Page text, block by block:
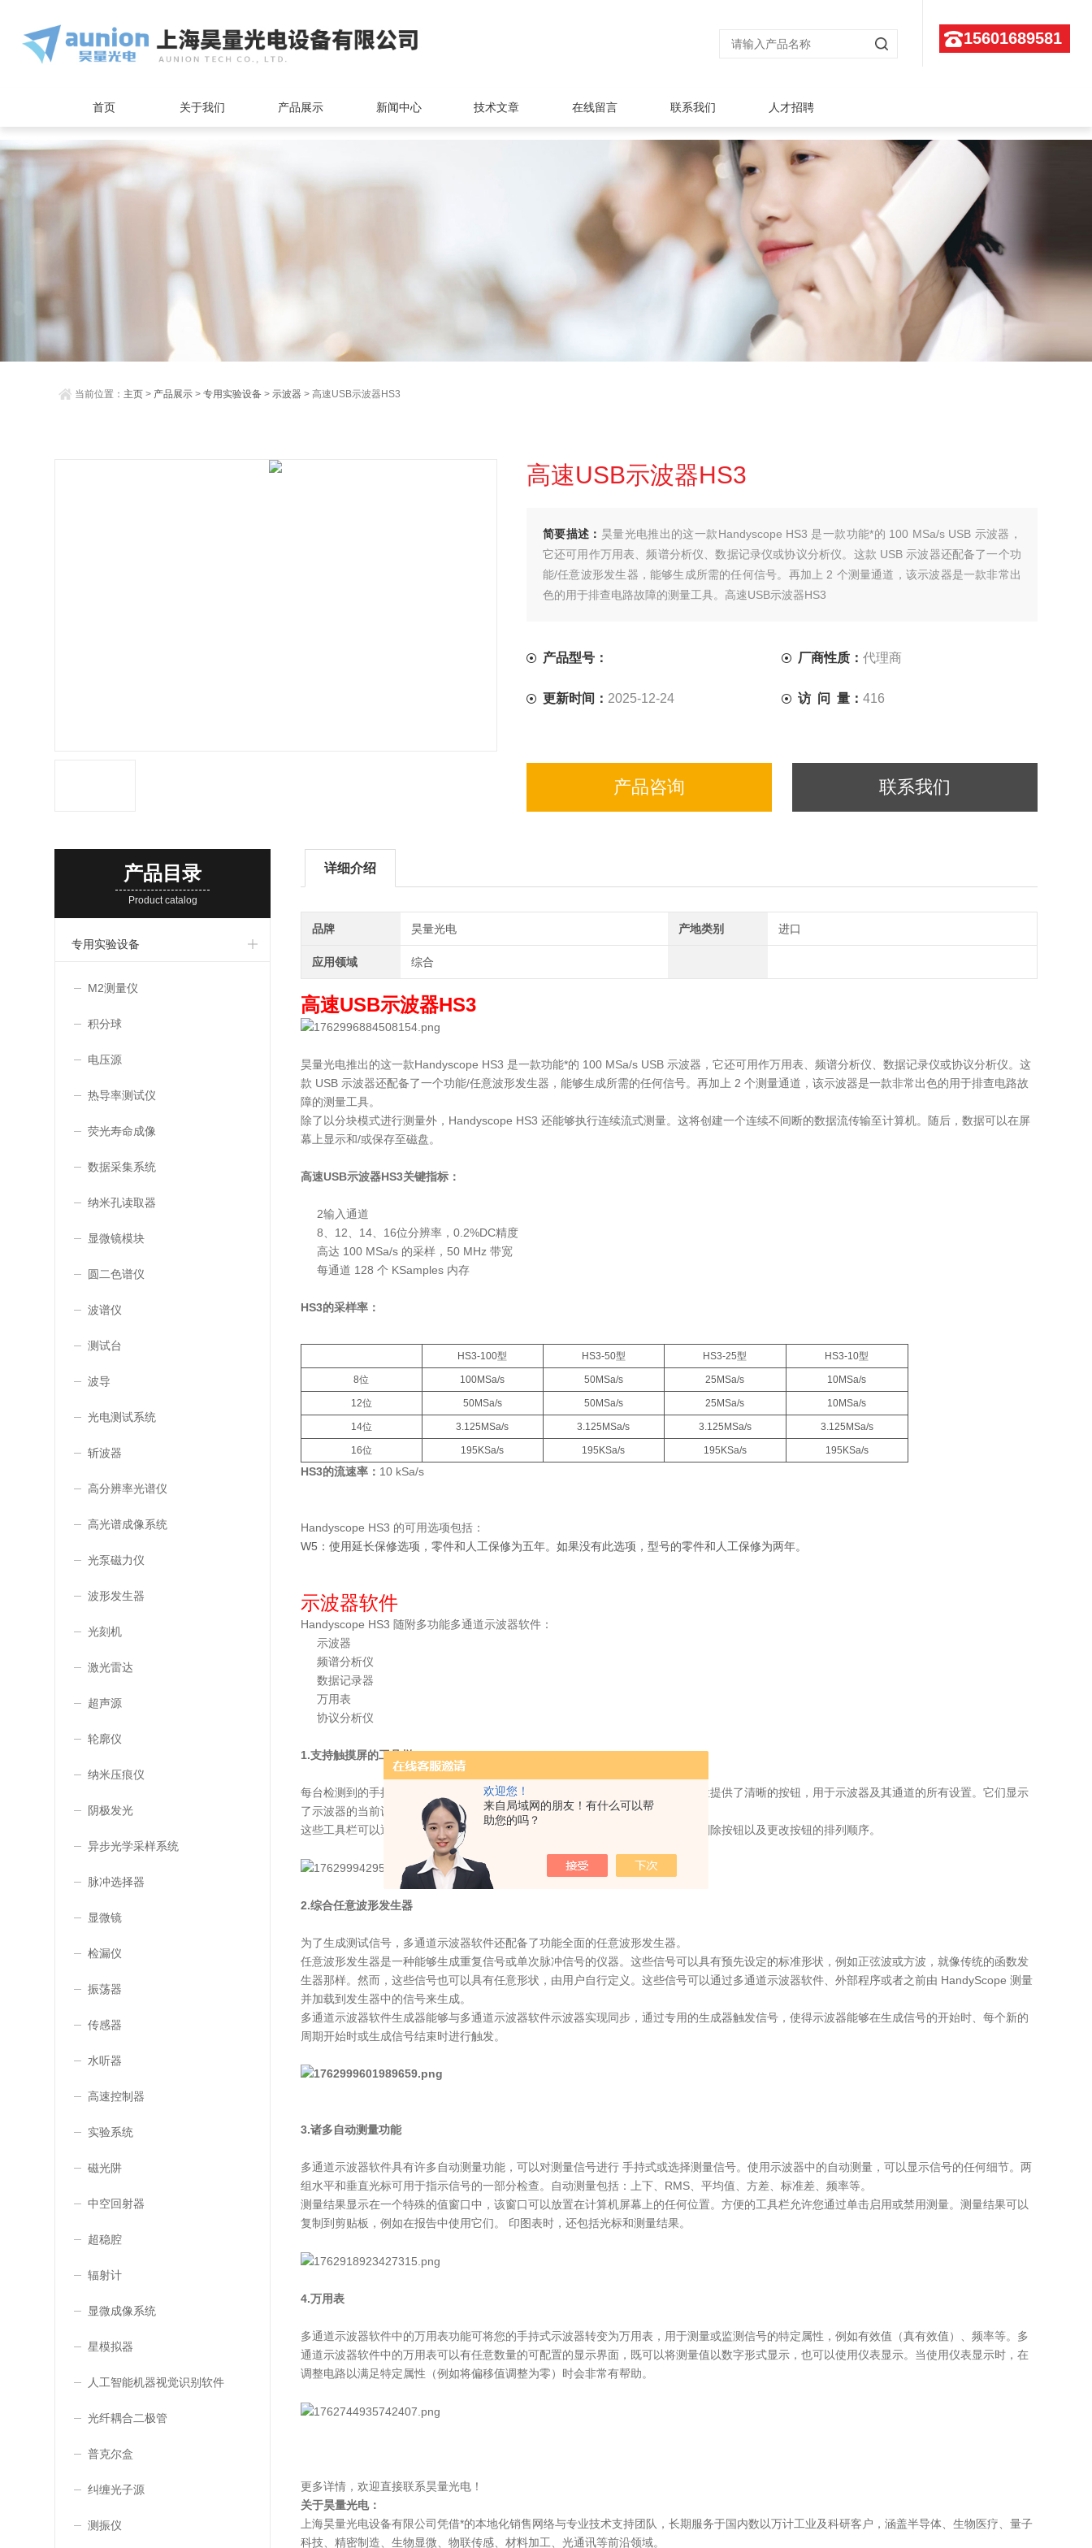
欢迎您！
来自局域网的朋友！有什么可以帮
助您的吗？
15601689581
首页 关于我们 产品展示 新闻中心 技术文章 在线留言 联系我们 人才招聘
当前位置： 主页 > 产品展示 >专用实验设备 >示波器 > 高速USB示波器HS3
高速USB示波器HS3
简要描述： 昊量光电推出的这一款Handyscope HS3 是一款功能*的 100 MSa/s USB 示波器，
它还可用作万用表、频谱分析仪、数据记录仪或协议分析仪。这款 USB 示波器还配备了一个功
能/任意波形发生器，能够生成所需的任何信号。再加上 2 个测量通道，该示波器是一款非常出
色的用于排查电路故障的测量工具。高速USB示波器HS3
产品型号： 厂商性质：代理商
更新时间： 2025-12-24 访 问 量：416
产品咨询 联系我们
产品目录
Product catalog
专用实验设备
M2测量仪
积分球
电压源
热导率测试仪
荧光寿命成像
数据采集系统
纳米孔读取器
显微镜模块
圆二色谱仪
波谱仪
测试台
波导
光电测试系统
斩波器
高分辨率光谱仪
高光谱成像系统
光泵磁力仪
波形发生器
光刻机
激光雷达
超声源
轮廓仪
纳米压痕仪
阴极发光
异步光学采样系统
脉冲选择器
显微镜
检漏仪
振荡器
传感器
水听器
高速控制器
实验系统
磁光阱
中空回射器
超稳腔
辐射计
显微成像系统
星模拟器
人工智能机器视觉识别软件
光纤耦合二极管
普克尔盒
纠缠光子源
测振仪
详细介绍
品牌 昊量光电 产地类别 进口
应用领域 综合
高速USB示波器HS3
昊量光电推出的这一款Handyscope HS3 是一款功能*的 100 MSa/s USB 示波器，它还可用作万用表、频谱分析仪、数据记录仪或协议分析仪。这
款 USB 示波器还配备了一个功能/任意波形发生器，能够生成所需的任何信号。再加上 2 个测量通道，该示波器是一款非常出色的用于排查电路故
障的测量工具。
除了以分块模式进行测量外，Handyscope HS3 还能够执行连续流式测量。这将创建一个连续不间断的数据流传输至计算机。随后，数据可以在屏
幕上显示和/或保存至磁盘。
高速USB示波器HS3关键指标：
2输入通道
8、12、14、16位分辨率，0.2%DC精度
高达 100 MSa/s 的采样，50 MHz 带宽
每通道 128 个 KSamples 内存
HS3的采样率：
HS3-100型 HS3-50型 HS3-25型 HS3-10型
8位 100MSa/s 50MSa/s 25MSa/s 10MSa/s
12位 50MSa/s 50MSa/s 25MSa/s 10MSa/s
14位 3.125MSa/s 3.125MSa/s 3.125MSa/s 3.125MSa/s
16位 195KSa/s 195KSa/s 195KSa/s 195KSa/s
HS3的流速率： 10 kSa/s
Handyscope HS3 的可用选项包括：
W5：使用延长保修选项，零件和人工保修为五年。如果没有此选项，型号的零件和人工保修为两年。
示波器软件
Handyscope HS3 随附多功能多通道示波器软件：
示波器
频谱分析仪
数据记录器
万用表
协议分析仪
1.支持触摸屏的工具栏
每台检测到的手持式示波器都配有示波器工具栏和通道工具栏。这些便捷的工具栏提供了清晰的按钮，用于示波器及其通道的所有设置。它们显示
了示波器的当前设置，并允许更改所有设置。这些大按钮非常适合触摸屏操作。
这些工具栏可以通过程序设置进行完定义设置。您可以设定按钮的大小、添加或删除按钮以及更改按钮的排列顺序。
2.综合任意波形发生器
为了生成测试信号，多通道示波器软件还配备了功能全面的任意波形发生器。
任意波形发生器是一种能够生成重复信号或单次脉冲信号的仪器。这些信号可以具有预先设定的标准形状，例如正弦波或方波，就像传统的函数发
生器那样。然而，这些信号也可以具有任意形状，由用户自行定义。这些信号可以通过多通道示波器软件、外部程序或者之前由 HandyScope 测量
并加载到发生器中的信号来生成。
多通道示波器软件生成器能够与多通道示波器软件示波器实现同步，通过专用的生成器触发信号，使得示波器能够在生成信号的开始时、每个新的
周期开始时或生成信号结束时进行触发。
3.诸多自动测量功能
多通道示波器软件具有许多自动测量功能，可以对测量信号进行 手持式或选择测量信号。使用示波器中的自动测量，可以显示信号的任何细节。两
组水平和垂直光标可用于指示信号的一部分检查。自动测量包括：上下、RMS、平均值、方差、标准差、频率等。
测量结果显示在一个特殊的值窗口中，该窗口可以放置在计算机屏幕上的任何位置。方便的工具栏允许您通过单击启用或禁用测量。测量结果可以
复制到剪贴板，例如在报告中使用它们。 印图表时，还包括光标和测量结果。
4.万用表
多通道示波器软件中的万用表功能可将您的手持式示波器转变为万用表，用于测量或监测信号的特定属性，例如有效值（真有效值）、频率等。多
通道示波器软件中的万用表可以有任意数量的可配置的显示界面，既可以将测量值以数字形式显示，也可以使用仪表显示。当使用仪表显示时，在
调整电路以满足特定属性（例如将偏移值调整为零）时会非常有帮助。
更多详情，欢迎直接联系昊量光电！
关于昊量光电：
上海昊量光电设备有限公司凭借*的本地化销售网络与专业技术支持团队，长期服务于国内数以万计工业及科研客户，涵盖半导体、生物医疗、量子
科技、精密制造、生物显微、物联传感、材料加工、光通讯等前沿领域。